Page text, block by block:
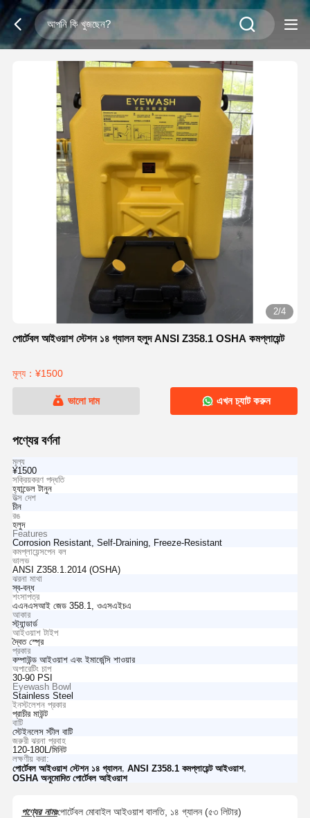
2/4
পোর্টেবল আইওয়াশ স্টেশন ১৪ গ্যালন হলুদ ANSI Z358.1 OSHA কমপ্লায়েন্ট
মূল্য：¥1500
ভালো দাম এখন চ্যাট করুন
পণ্যের বর্ণনা
মূল্য
¥1500
সক্রিয়করণ পদ্ধতি
হ্যান্ডেল টানুন
উত্স দেশ
চীন
রঙ
হলুদ
Features
Corrosion Resistant, Self-Draining, Freeze-Resistant
কমপ্লায়েন্সপেন বল
ভালভ
ANSI Z358.1.2014 (OSHA)
ঝরনা মাথা
স্ব-বন্ধ
শংসাপত্র
এএনএসআই জেড 358.1, ওএসএইচএ
আকার
স্ট্যান্ডার্ড
আইওয়াশ টাইপ
দ্বৈত স্প্রে
প্রকার
কম্পাউন্ড আইওয়াশ এবং ইমার্জেন্সি শাওয়ার
অপারেটিং চাপ
30-90 PSI
Eyewash Bowl
Stainless Steel
ইনস্টলেশন প্রকার
প্রাচীর মাউন্ট
বাটি
স্টেইনলেস স্টীল বাটি
জরুরী ঝরনা প্রবাহ
120-180L/মিনিট
লক্ষণীয় করা:
পোর্টেবল আইওয়াশ স্টেশন ১৪ গ্যালন, ANSI Z358.1 কমপ্লায়েন্ট আইওয়াশ,
OSHA অনুমোদিত পোর্টেবল আইওয়াশ
পণ্যের নামঃপোর্টেবল মোবাইল আইওয়াশ বালতি, ১৪ গ্যালন (৫৩ লিটার)